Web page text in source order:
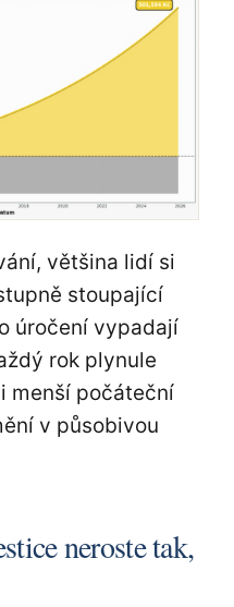
většina lidí si
stoupající
úročení vypadají
rok plynule
menší počáteční
v působivou
neroste tak,